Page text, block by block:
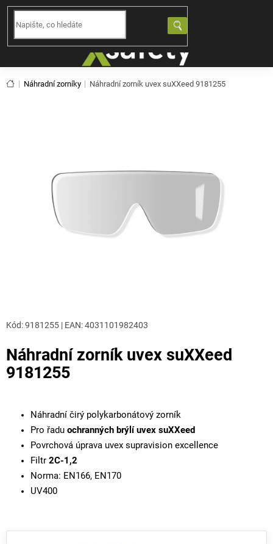
Přejít
obsah
Domů
Náhradní zorníky Náhradní zorník uvex suXXeed 9181255
Náhradní zorník uvex suXXeed
9181255
Kód:9181255 | EAN:4031101982403
Náhradní čirý polykarbonátový zorník
Pro řadu ochranných brýlí uvex suXXeed
Povrchová úprava uvex supravision excellence
Filtr 2C-1,2
Norma: EN166, EN170
UV400